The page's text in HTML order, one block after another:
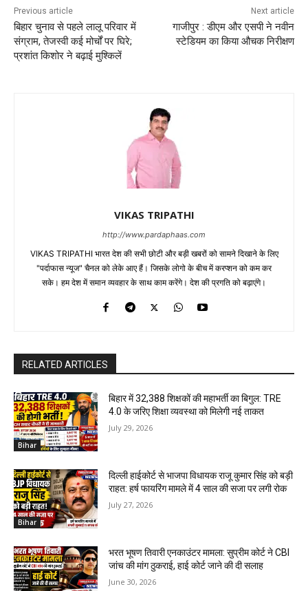
Previous article
बिहार चुनाव से पहले लालू परिवार में
संग्राम, तेजस्वी कई मोर्चों पर घिरे;
प्रशांत किशोर ने बढ़ाई मुश्किलें
Next article
गाजीपुर : डीएम और एसपी ने नवीन
स्टेडियम का किया औचक निरीक्षण
VIKAS TRIPATHI
http://www.pardaphaas.com
VIKAS TRIPATHI भारत देश की सभी छोटी और बड़ी खबरों को सामने दिखाने के लिए
"पर्दाफास न्यूज" चैनल को लेके आए हैं। जिसके लोगो के बीच में करप्शन को कम कर
सके। हम देश में समान व्यवहार के साथ काम करेंगे। देश की प्रगति को बढ़ाएंगे।
RELATED ARTICLES
Bihar
बिहार में 32,388 शिक्षकों की महाभर्ती का बिगुल: TRE
4.0 के जरिए शिक्षा व्यवस्था को मिलेगी नई ताकत
July 29, 2026
Bihar
दिल्ली हाईकोर्ट से भाजपा विधायक राजू कुमार सिंह को बड़ी
राहत: हर्ष फायरिंग मामले में 4 साल की सजा पर लगी रोक
July 27, 2026
भरत भूषण तिवारी एनकाउंटर मामला: सुप्रीम कोर्ट ने CBI
जांच की मांग ठुकराई, हाई कोर्ट जाने की दी सलाह
June 30, 2026